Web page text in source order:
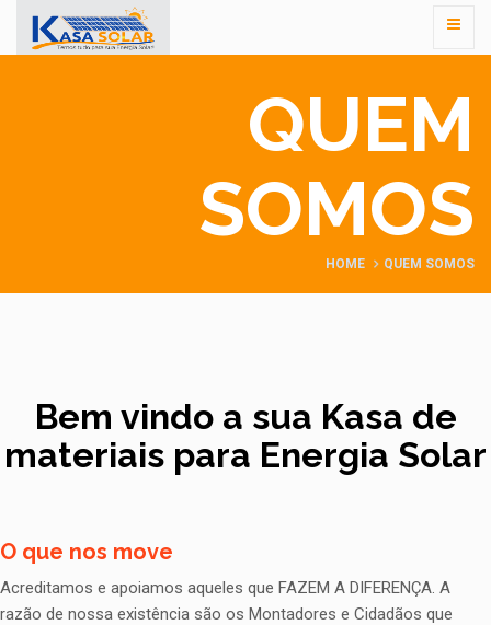
QUEM
SOMOS
HOME QUEM SOMOS
Bem vindo a sua Kasa de
materiais para Energia Solar
O que nos move
Acreditamos e apoiamos aqueles que FAZEM A DIFERENÇA. A
razão de nossa existência são os Montadores e Cidadãos que